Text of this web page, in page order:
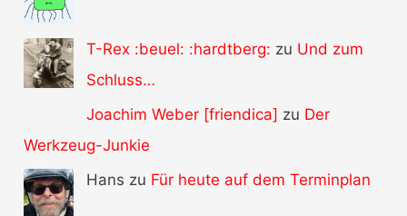
T-Rex :beuel: :hardtberg: zu Und zum
Schluss…
Joachim Weber [friendica] zu Der
Werkzeug-Junkie
Hans zu Für heute auf dem Terminplan